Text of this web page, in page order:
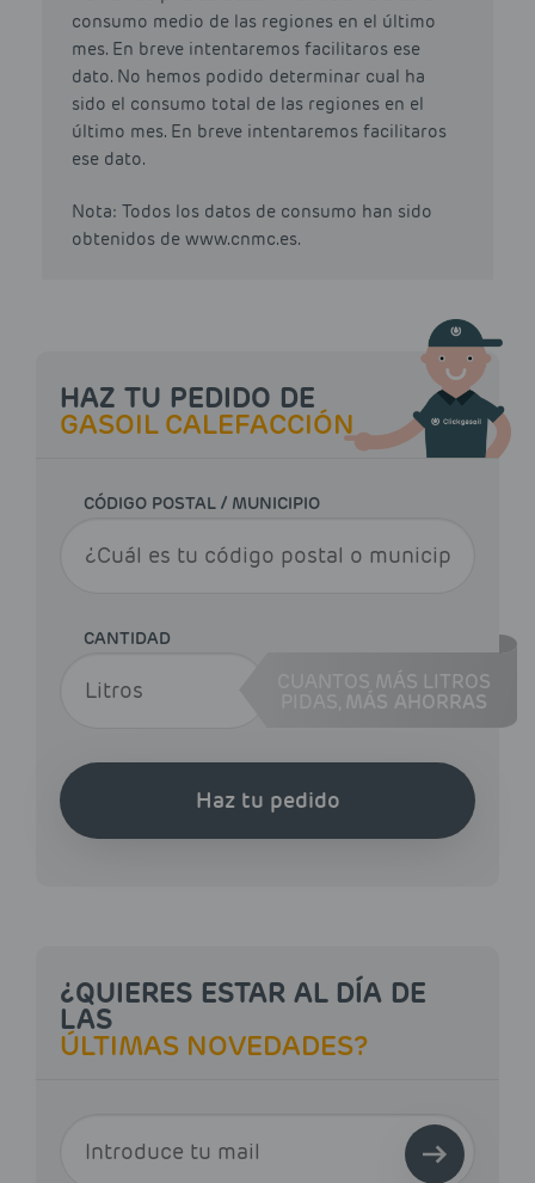
consumo medio de las regiones en el último
mes. En breve intentaremos facilitaros ese
dato. No hemos podido determinar cual ha
sido el consumo total de las regiones en el
último mes. En breve intentaremos facilitaros
ese dato.
Nota: Todos los datos de consumo han sido
obtenidos de www.cnmc.es.
HAZ TU PEDIDO DE
GASOIL CALEFACCIÓN
CÓDIGO POSTAL / MUNICIPIO
CANTIDAD
CUANTOS MÁS LITROS
MÁS AHORRAS
Haz tu pedido
¿QUIERES ESTAR AL DÍA DE
LAS
ÚLTIMAS NOVEDADES?